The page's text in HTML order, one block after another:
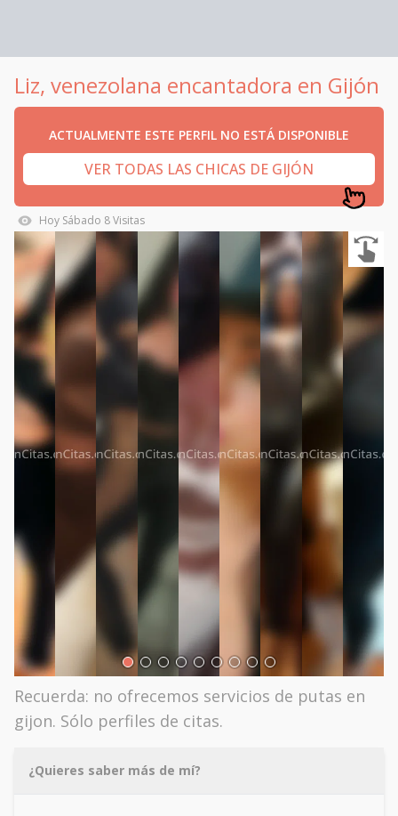
Liz, venezolana encantadora en Gijón
ACTUALMENTE ESTE PERFIL NO ESTÁ DISPONIBLE
VER TODAS LAS CHICAS DE GIJÓN
Hoy Sábado 8Visitas
Recuerda: no ofrecemos servicios de putas en
gijon. Sólo perfiles de citas.
¿Quieres saber más de mí?